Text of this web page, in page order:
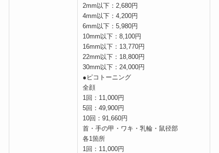
2mm以下：2,680円
4mm以下：4,200円
6mm以下：5,980円
10mm以下：8,100円
16mm以下：13,770円
22mm以下：18,800円
30mm以下：24,000円
●ピコトーニング
全顔
1回：11,000円
5回：49,900円
10回：91,660円
首・手の甲・ワキ・乳輪・鼠径部
各1箇所
1回：11,000円